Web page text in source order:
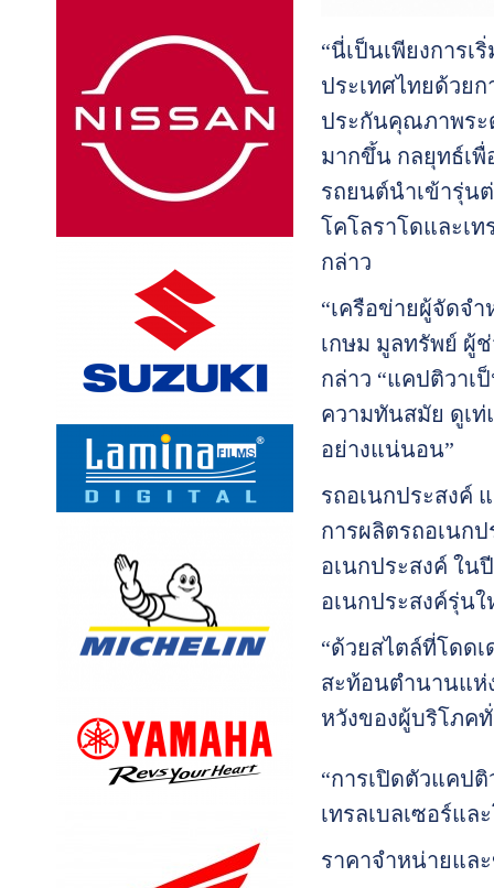
“นี่เป็นเพียงการ
ประเทศไทยด้วย
ประกันคุณภาพระ
มากขึ้น กลยุทธ์เพื่
รถยนต์นำเข้ารุ่น
โคโลราโดและเท
กล่าว
“เครือข่ายผู้จัดจ
เกษม มูลทรัพย์ ผู้
กล่าว “แคปติวา
ความทันสมัย ดูเท่
อย่างแน่นอน”
รถอเนกประสงค์
การผลิตรถอเนก
อเนกประสงค์ ใน
อเนกประสงค์รุ่น
“ด้วยสไตล์ที่โดด
สะท้อนตำนานแห่
หวังของผู้บริโภค
“การเปิดตัวแคป
เทรลเบลเซอร์แล
ราคาจำหน่ายแล